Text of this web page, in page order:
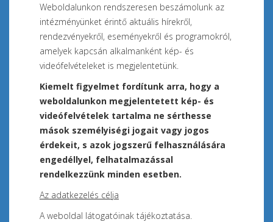
Weboldalunkon rendszeresen beszámolunk az
intézményünket érintő aktuális hírekről,
rendezvényekről, eseményekről és programokról,
amelyek kapcsán alkalmanként kép- és
videófelvételeket is megjelentetünk.
Kiemelt figyelmet fordítunk arra, hogy a
weboldalunkon megjelentetett kép- és
videófelvételek tartalma ne sérthesse
mások személyiségi jogait vagy jogos
érdekeit, s azok jogszerű felhasználására
engedéllyel, felhatalmazással
rendelkezzünk minden esetben.
Az adatkezelés célja
A weboldal látogatóinak tájékoztatása.